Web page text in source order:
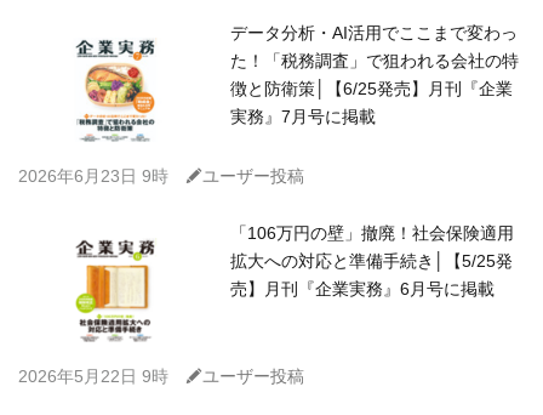
データ分析・AI活用でここまで変わっ
た！「税務調査」で狙われる会社の特
徴と防衛策│【6/25発売】月刊『企業
実務』7月号に掲載
2026年6月23日 9時 Cユーザー投稿
「106万円の壁」撤廃！社会保険適用
拡大への対応と準備手続き│【5/25発
売】月刊『企業実務』6月号に掲載
2026年5月22日 9時 Cユーザー投稿